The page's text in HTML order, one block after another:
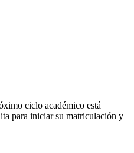
ciclo académico está
para iniciar su matriculación y